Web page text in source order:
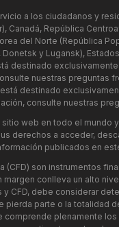
a los ciudadanos y
Canadá, República
del Norte (República
y Lugansk),
destinado
nuestras preguntas
destinado
consulte nuestras
web en todo el mundo
derechos a acceder,
publicados en
(CFD) son instrumentos
conlleva un alto
CFD, debe considerar
parte o la totalidad
plenamente